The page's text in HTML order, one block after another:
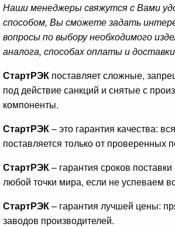
Наши менеджеры свяжутся с Вами
способом, Вы сможете задать
вопросы по выбору необходимого
аналога, способах оплаты и
СтартРЭК поставляет сложные,
под действие санкций и снятые с
компоненты.
СтартРЭК– это гарантия качества:
поставляется только от проверенных
СтартРЭК– гарантия сроков
любой точки мира, если не успеваем
СтартРЭК– гарантия лучшей цены:
заводов производителей.